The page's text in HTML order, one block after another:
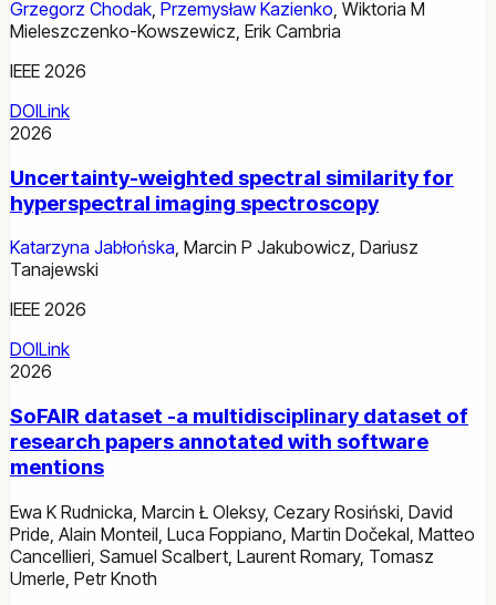
Grzegorz Chodak, Przemysław Kazienko, Wiktoria M
Mieleszczenko-Kowszewicz, Erik Cambria
IEEE 2026
DOILink
2026
Uncertainty-weighted spectral similarity for
hyperspectral imaging spectroscopy
Katarzyna Jabłońska, Marcin P Jakubowicz, Dariusz
Tanajewski
IEEE 2026
DOILink
2026
SoFAIR dataset -a multidisciplinary dataset of
research papers annotated with software
mentions
Ewa K Rudnicka Marcin Ł Oleksy, Cezary Rosiński David
Pride Alain Monteil Luca Foppiano Martin Dočekal Matteo
Cancellieri Samuel Scalbert Laurent Romary, Tomasz
Umerle Petr Knoth